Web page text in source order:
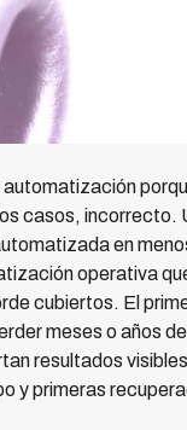
casos,
en
operativa
cubiertos. El
meses o años
resultados
y primeras